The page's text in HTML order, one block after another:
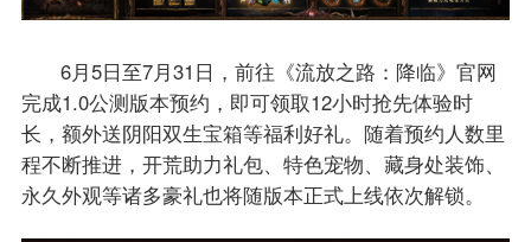
6月5日至7月31日，前往《流放之路：降临》官网
完成1.0公测版本预约，即可领取12小时抢先体验时
长，额外送阴阳双生宝箱等福利好礼。随着预约人数里
程不断推进，开荒助力礼包、特色宠物、藏身处装饰、
永久外观等诸多豪礼也将随版本正式上线依次解锁。